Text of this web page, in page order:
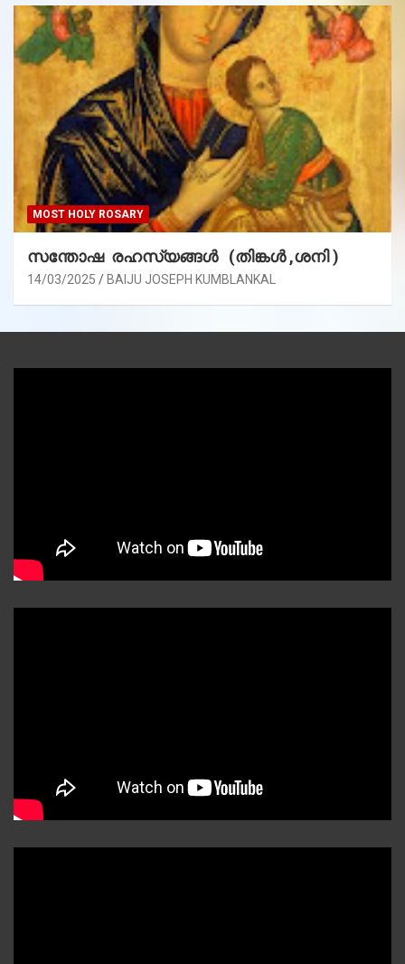
MOST HOLY ROSARY
സന്തോഷ രഹസ്യങ്ങൾ (തിങ്കൾ ,ശനി )
14/03/2025 BAIJU JOSEPH KUMBLANKAL